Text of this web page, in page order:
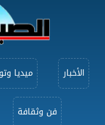
الأخبار ميديا
فن وثقافة